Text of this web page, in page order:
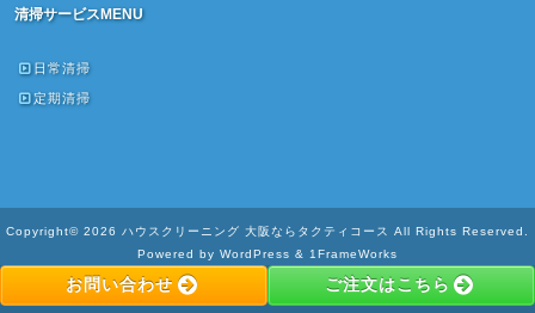
清掃サービスMENU
日常清掃
定期清掃
Copyright© 2026 ハウスクリーニング 大阪ならタクティコース All Rights Reserved.
Powered by WordPress & 1FrameWorks
お問い合わせ ご注文はこちら